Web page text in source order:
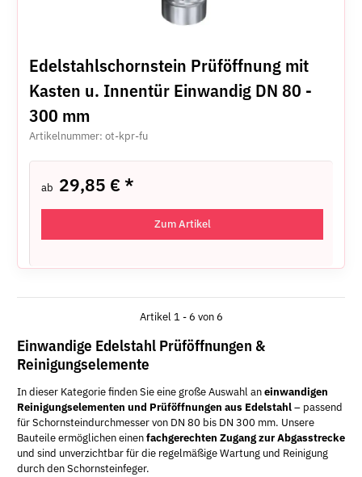
Edelstahlschornstein Prüföffnung mit
Kasten u. Innentür Einwandig DN 80 -
300 mm
Artikelnummer: ot-kpr-fu
ab 29,85 €*
Zum Artikel
Artikel 1 - 6 von 6
Einwandige Edelstahl Prüföffnungen &
Reinigungselemente
In dieser Kategorie finden Sie eine große Auswahl aneinwandigen
Reinigungselementen und Prüföffnungen aus Edelstahl– passend
für Schornsteindurchmesser von DN 80 bis DN 300 mm. Unsere
Bauteile ermöglichen einenfachgerechten Zugang zur Abgasstrecke
und sind unverzichtbar für die regelmäßige Wartung und Reinigung
durch den Schornsteinfeger.